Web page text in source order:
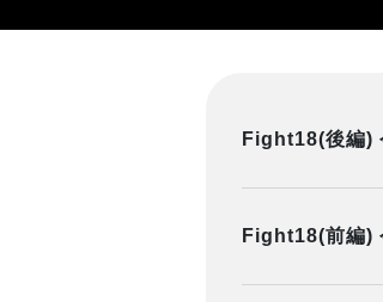
Fight18(後編)
Fight18(前編)